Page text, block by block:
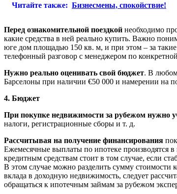
Читайте также: Бизнесмены, спокойствие!
Перед ознакомительной поездкой необходимо
какие средства в ней реально купить. Важно
юге дом площадью 150 кв. м, и при этом – за
телефонный разговор с менеджером по
Нужно реально оценивать свой бюджет. В любом
Барселоны при наличии €50 000 и намерении на
4. Бюджет
При покупке недвижимости за рубежом нужно
налоги, регистрационные сборы и т. д.
Рассчитывая на получение финансирования
Ежемесячные выплаты по ипотеке производятся
кредитным средствам стоит в том случае, если
В этом случае можно разделить сумму стоимости
вклада в доходную недвижимость, следует
обращаться к ипотечным займам за рубежом